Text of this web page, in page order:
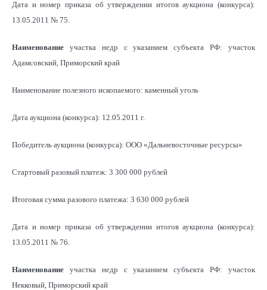
Дата и номер приказа об утверждении итогов аукциона (конкурса):
13.05.2011 № 75.
Наименование участка недр с указанием субъекта РФ: участок
Адамсовский, Приморский край
Наименование полезного ископаемого: каменный уголь
Дата аукциона (конкурса): 12.05.2011 г.
Победитель аукциона (конкурса): ООО «Дальневосточные ресурсы»
Стартовый разовый платеж: 3 300 000 рублей
Итоговая сумма разового платежа: 3 630 000 рублей
Дата и номер приказа об утверждении итогов аукциона (конкурса):
13.05.2011 № 76.
Наименование участка недр с указанием субъекта РФ: участок
Некковый, Приморский край